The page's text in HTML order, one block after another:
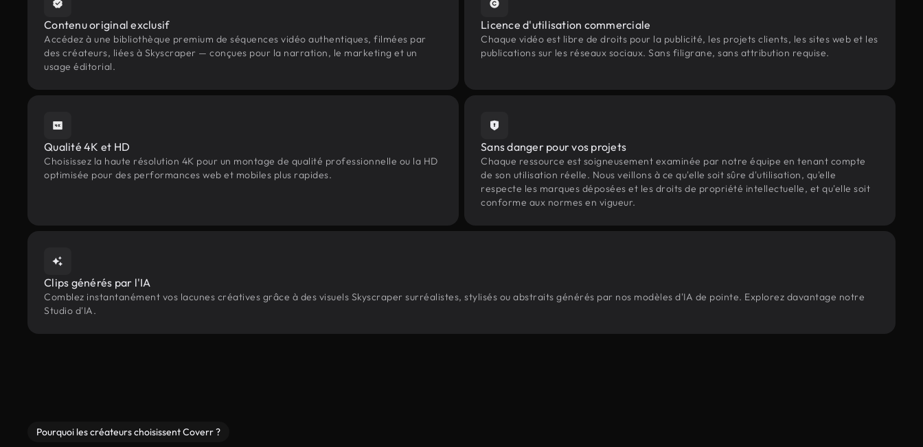
Contenu original exclusif
Accédez à une bibliothèque premium de séquences vidéo authentiques, filmées par
des créateurs, liées à Skyscraper — conçues pour la narration, le marketing et un
usage éditorial.
Licence d'utilisation commerciale
Chaque vidéo est libre de droits pour la publicité, les projets clients, les sites web et les
publications sur les réseaux sociaux. Sans filigrane, sans attribution requise.
Qualité 4K et HD
Choisissez la haute résolution 4K pour un montage de qualité professionnelle ou la HD
optimisée pour des performances web et mobiles plus rapides.
Sans danger pour vos projets
Chaque ressource est soigneusement examinée par notre équipe en tenant compte
de son utilisation réelle. Nous veillons à ce qu'elle soit sûre d'utilisation, qu'elle
respecte les marques déposées et les droits de propriété intellectuelle, et qu'elle soit
conforme aux normes en vigueur.
Clips générés par l'IA
Comblez instantanément vos lacunes créatives grâce à des visuels Skyscraper surréalistes, stylisés ou abstraits générés par nos modèles d'IA de pointe. Explorez davantage notre
Studio d'IA.
Pourquoi les créateurs choisissent Coverr ?